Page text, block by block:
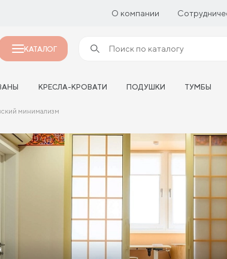
О компании
КАТАЛОГ
КРЕСЛА-КРОВАТИ ПОДУШКИ ТУМБЫ
минимализм